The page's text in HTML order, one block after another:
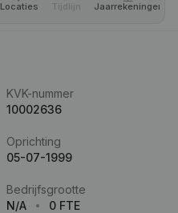
Locaties Tijdlijn Jaar­rekeningen
KVK-nummer
10002636
Oprichting
05-07-1999
Bedrijfsgrootte
N/A
0 FTE